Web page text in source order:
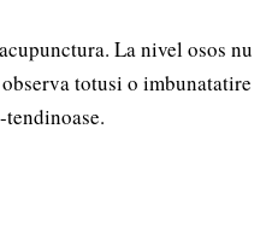
La nivel osos nu
totusi o imbunatatire